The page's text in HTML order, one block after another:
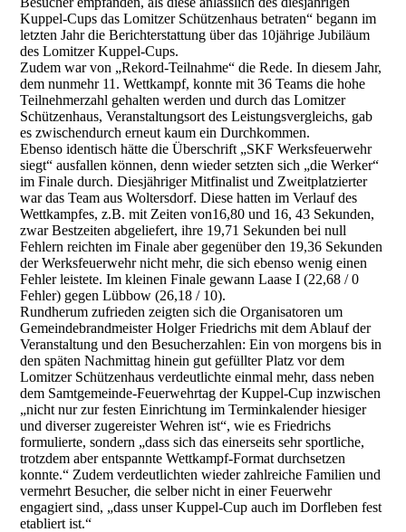
Kuppel-Cups das Lomitzer Schützenhaus betraten“ begann im
letzten Jahr die Berichterstattung über das 10jährige Jubiläum
des Lomitzer Kuppel-Cups.
Zudem war von „Rekord-Teilnahme“ die Rede. In diesem Jahr,
dem nunmehr 11. Wettkampf, konnte mit 36 Teams die hohe
Teilnehmerzahl gehalten werden und durch das Lomitzer
Schützenhaus, Veranstaltungsort des Leistungsvergleichs, gab
es zwischendurch erneut kaum ein Durchkommen.
Ebenso identisch hätte die Überschrift „SKF Werksfeuerwehr
siegt“ ausfallen können, denn wieder setzten sich „die Werker“
im Finale durch. Diesjähriger Mitfinalist und Zweitplatzierter
war das Team aus Woltersdorf. Diese hatten im Verlauf des
Wettkampfes, z.B. mit Zeiten von16,80 und 16, 43 Sekunden,
zwar Bestzeiten abgeliefert, ihre 19,71 Sekunden bei null
Fehlern reichten im Finale aber gegenüber den 19,36 Sekunden
der Werksfeuerwehr nicht mehr, die sich ebenso wenig einen
Fehler leistete. Im kleinen Finale gewann Laase I (22,68 / 0
Fehler) gegen Lübbow (26,18 / 10).
Rundherum zufrieden zeigten sich die Organisatoren um
Gemeindebrandmeister Holger Friedrichs mit dem Ablauf der
Veranstaltung und den Besucherzahlen: Ein von morgens bis in
den späten Nachmittag hinein gut gefüllter Platz vor dem
Lomitzer Schützenhaus verdeutlichte einmal mehr, dass neben
dem Samtgemeinde-Feuerwehrtag der Kuppel-Cup inzwischen
„nicht nur zur festen Einrichtung im Terminkalender hiesiger
und diverser zugereister Wehren ist“, wie es Friedrichs
formulierte, sondern „dass sich das einerseits sehr sportliche,
trotzdem aber entspannte Wettkampf-Format durchsetzen
konnte.“ Zudem verdeutlichten wieder zahlreiche Familien und
vermehrt Besucher, die selber nicht in einer Feuerwehr
engagiert sind, „dass unser Kuppel-Cup auch im Dorfleben fest
etabliert ist.“